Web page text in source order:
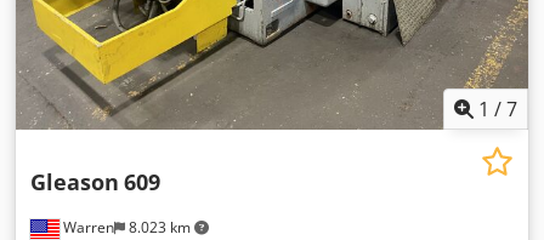
1 /7
Warren 8.023 km
Gleason 609